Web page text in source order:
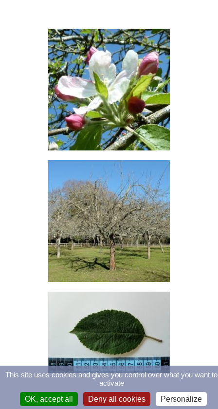
This site uses cookies and gives you control over what you want to
activate
OK, accept all
Deny all cookies
Personalize